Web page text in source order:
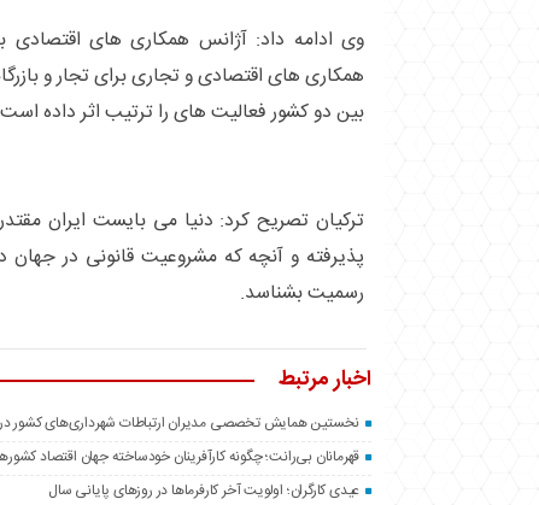
وی ادامه داد: آژانس همکاری های اقتصادی
همکاری های اقتصادی و تجاری برای تجار و
بین دو کشور فعالیت های را ترتیب اثر داده
ترکیان تصریح کرد: دنیا می بایست ایران
پذیرفته و آنچه که مشروعیت قانونی در جهان
رسمیت بشناسد.
اخبار مرتبط
نخستین همایش تخصصی مدیران ارتباطات شهرداری‌های كشور در
قهرمانان بی‌رانت؛ چگونه کارآفرینان خودساخته جهان اقتصاد
عیدی کارگران؛ اولویت‌ آخر کارفرماها در روزهای پایانی سال